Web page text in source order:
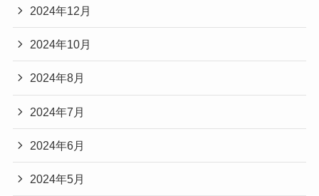
2024年12月
2024年10月
2024年8月
2024年7月
2024年6月
2024年5月